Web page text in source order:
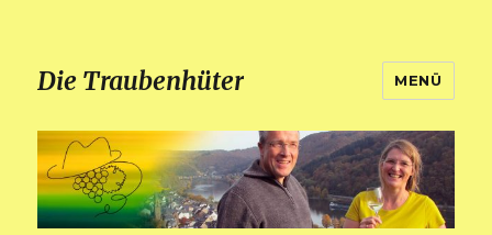
Die Traubenhüter MENÜ